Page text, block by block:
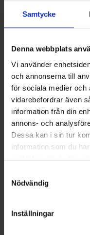
Samtycke
Denna webbplats
Vi använder
och annonserna till
för sociala medier och
vidarebefordrar även
information från din
annons- och
Dessa kan i sin tur
information som du
samlat in när du har
Nödvändig
Inställningar
Dame Jeansnederdel
EP-Collection
2862
115 kr.
Vurdering: 4.3 ud af 5